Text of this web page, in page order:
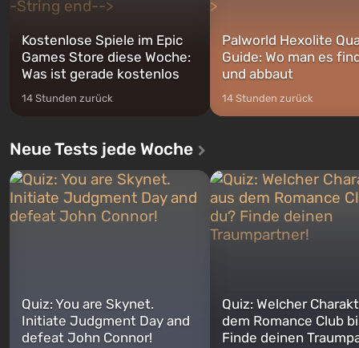
Kostenlose Spiele im Epic
Games Store diese Woche:
Was ist gerade kostenlos
14 Stunden zurück
Palworld Hexolite
Guide: Wo man es
und abbaut
14 Stunden zurück
Neue Tests jede Woche
Quiz: You are Skynet.
Initiate Judgment Day and
defeat John Connor!
Quiz: Welcher
dem Romance Club
Finde deinen